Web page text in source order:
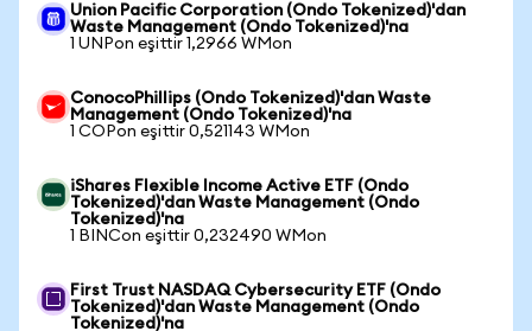
Union Pacific Corporation (Ondo Tokenized)'dan
Waste Management (Ondo Tokenized)'na
1 UNPon eşittir 1,2966 WMon
ConocoPhillips (Ondo Tokenized)'dan Waste
Management (Ondo Tokenized)'na
1 COPon eşittir 0,521143 WMon
iShares Flexible Income Active ETF (Ondo
Tokenized)'dan Waste Management (Ondo
Tokenized)'na
1 BINCon eşittir 0,232490 WMon
First Trust NASDAQ Cybersecurity ETF (Ondo
Tokenized)'dan Waste Management (Ondo
Tokenized)'na